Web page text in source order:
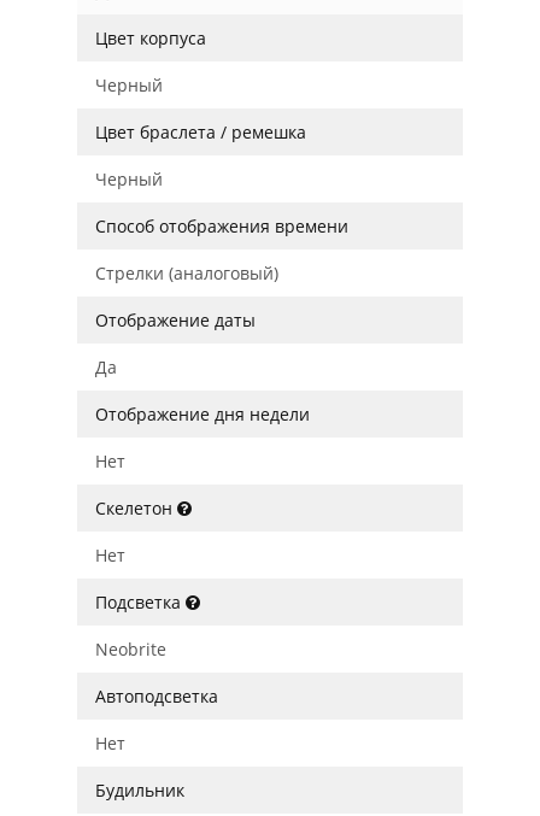
Цвет корпуса
Черный
Цвет браслета / ремешка
Черный
Способ отображения времени
Стрелки (аналоговый)
Отображение даты
Да
Отображение дня недели
Нет
Скелетон
Нет
Подсветка
Neobrite
Автоподсветка
Нет
Будильник